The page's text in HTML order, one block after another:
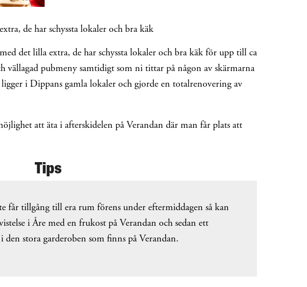
de har schyssta lokaler och bra käk
det lilla extra, de har schyssta lokaler och bra käk för upp till ca
vällagad pubmeny samtidigt som ni tittar på någon av skärmarna
i Dippans gamla lokaler och gjorde en totalrenovering av
att äta i afterskidelen på Verandan där man får plats att
Tips
får tillgång till era rum förens under eftermiddagen så kan
i Åre med en frukost på Verandan och sedan ett
den stora garderoben som finns på Verandan.